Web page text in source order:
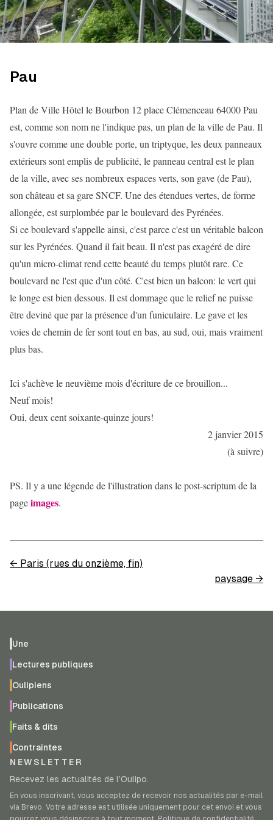
Pau
Plan de Ville Hôtel le Bourbon 12 place Clémenceau 64000 Pau
est, comme son nom ne l'indique pas, un plan de la ville de Pau. Il
s'ouvre comme une double porte, un triptyque, les deux panneaux
extérieurs sont emplis de publicité, le panneau central est le plan
de la ville, avec ses nombreux espaces verts, son gave (de Pau),
son château et sa gare SNCF. Une des étendues vertes, de forme
allongée, est surplombée par le boulevard des Pyrénées.
Si ce boulevard s'appelle ainsi, c'est parce c'est un véritable balcon
sur les Pyrénées. Quand il fait beau. Il n'est pas exagéré de dire
qu'un micro-climat rend cette beauté du temps plutôt rare. Ce
boulevard ne l'est que d'un côté. C'est bien un balcon: le vert qui
le longe est bien dessous. Il est dommage que le relief ne puisse
être deviné que par la présence d'un funiculaire. Le gave et les
voies de chemin de fer sont tout en bas, au sud, oui, mais vraiment
plus bas.
Ici s'achève le neuvième mois d'écriture de ce brouillon...
Neuf mois!
Oui, deux cent soixante-quinze jours!
2 janvier 2015
(à suivre)
PS. Il y a une légende de l'illustration dans le post-scriptum de la
pageimages.
← Paris (rues du onzième, fin)
paysage →
Une
Lectures publiques
Oulipiens
Publications
Faits & dits
Contraintes
NEWSLETTER
Recevez les actualités de l’Oulipo.
En vous inscrivant, vous acceptez de recevoir nos actualités par e-mail
via Brevo. Votre adresse est utilisée uniquement pour cet envoi et vous